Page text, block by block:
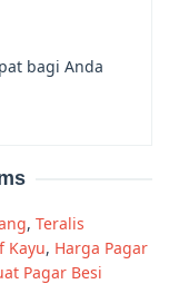
bagi Anda
, Teralis
Kayu, Harga Pagar
Pagar Besi